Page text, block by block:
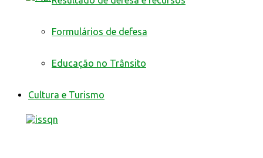
Formulários de defesa
Educação no Trânsito
Cultura e Turismo